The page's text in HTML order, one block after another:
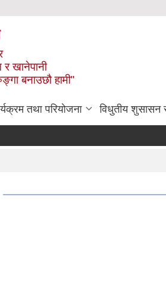
र खानेपानी
बनाउछौ हामी"
तथा परियोजना विधुतीय शुसासन